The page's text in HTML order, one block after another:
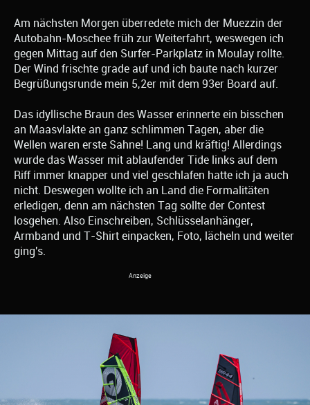
Am nächsten Morgen überredete mich der Muezzin der
Autobahn-Moschee früh zur Weiterfahrt, weswegen ich
gegen Mittag auf den Surfer-Parkplatz in Moulay rollte.
Der Wind frischte grade auf und ich baute nach kurzer
Begrüßungsrunde mein 5,2er mit dem 93er Board auf.
Das idyllische Braun des Wasser erinnerte ein bisschen
an Maasvlakte an ganz schlimmen Tagen, aber die
Wellen waren erste Sahne! Lang und kräftig! Allerdings
wurde das Wasser mit ablaufender Tide links auf dem
Riff immer knapper und viel geschlafen hatte ich ja auch
nicht. Deswegen wollte ich an Land die Formalitäten
erledigen, denn am nächsten Tag sollte der Contest
losgehen. Also Einschreiben, Schlüsselanhänger,
Armband und T-Shirt einpacken, Foto, lächeln und weiter
ging's.